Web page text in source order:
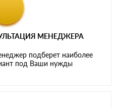
МЕНЕДЖЕРА
подберет наиболее
под Ваши нужды